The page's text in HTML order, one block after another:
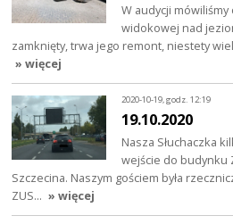
W audycji
widokowej nad
zamknięty, trwa jego remont, niestety
» więcej
2020-10-19, godz. 12:19
19.10.2020
Nasza Słuchaczka
wejście do budynku
Szczecina. Naszym gościem była
ZUS… » więcej